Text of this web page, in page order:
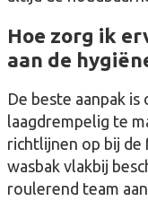
Hoe zorg ik
aan de
De beste aanpak
laagdrempelig te
richtlijnen op bij
wasbak vlakbij
roulerend team